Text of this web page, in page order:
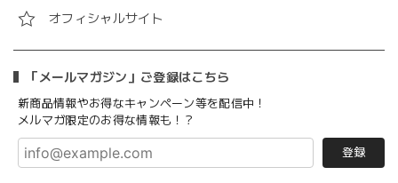
オフィシャルサイト
「メールマガジン」ご登録はこちら
新商品情報やお得なキャンペーン等を配信中！
メルマガ限定のお得な情報も！？
登録